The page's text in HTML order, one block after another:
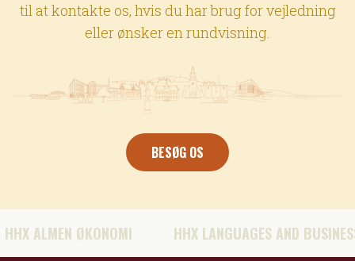
til at kontakte os, hvis du har brug for vejledning
eller ønsker en rundvisning.
BESØG OS
ØKONOMI HHX LANGUAGES AND BUSINESS